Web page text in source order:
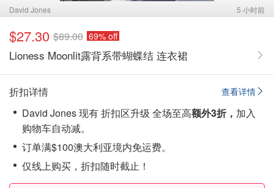
David Jones 5 小时前
$27.30 $89.00 69% off
Lioness Moonlit露背系带蝴蝶结 连衣裙
查看详情
折扣详情
David Jones 现有 折扣区升级 全场至高额外3折， 加入
购物车自动减。
订单满$100澳大利亚境内免运费。
仅线上购买，折扣随时截止！